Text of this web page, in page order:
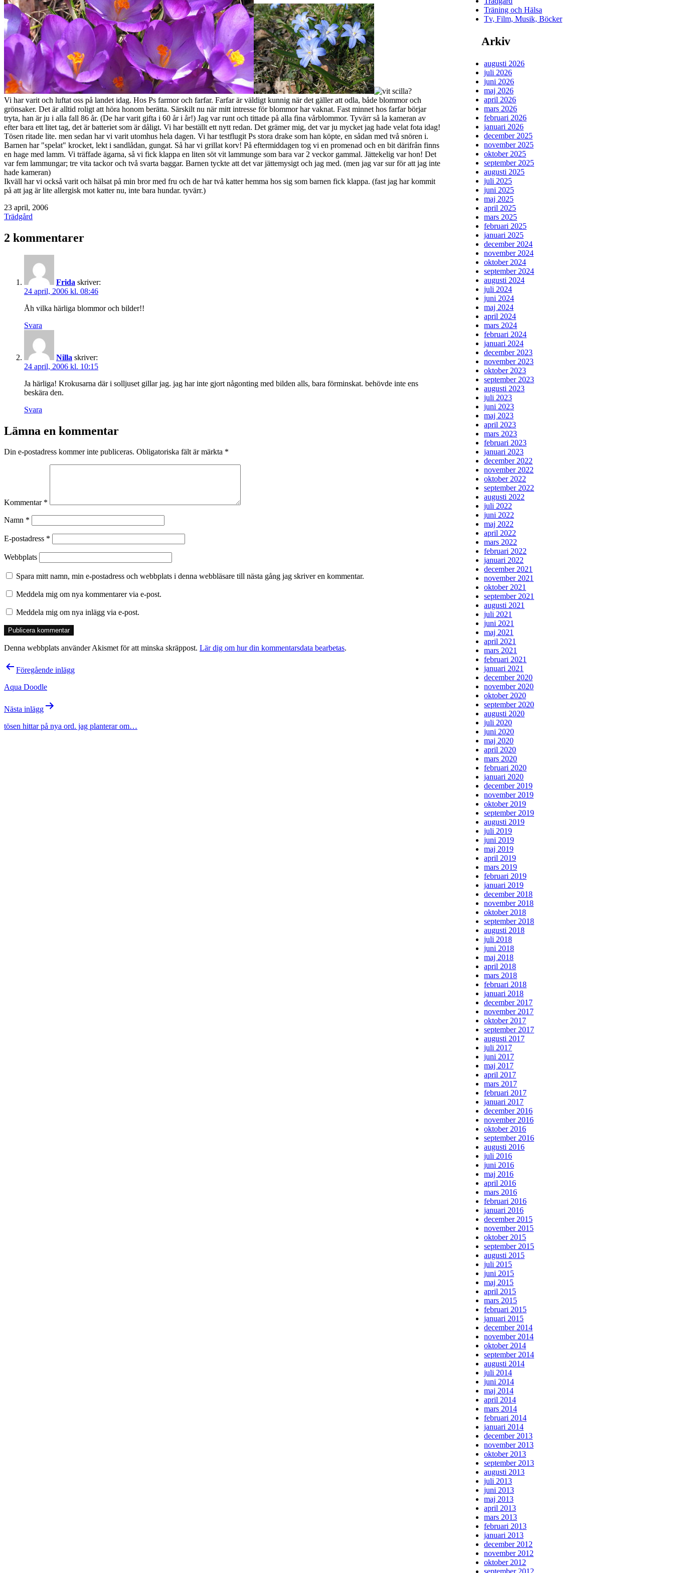
Vi har varit och luftat oss på landet idag. Hos Ps farmor och farfar. Farfar är väldigt kunnig när det gäller att odla, både blommor och
grönsaker. Det är alltid roligt att höra honom berätta. Särskilt nu när mitt intresse för blommor har vaknat. Fast minnet hos farfar börjar
tryta, han är ju i alla fall 86 år. (De har varit gifta i 60 år i år!) Jag var runt och tittade på alla fina vårblommor. Tyvärr så la kameran av
efter bara ett litet tag, det är batteriet som är dåligt. Vi har beställt ett nytt redan. Det grämer mig, det var ju mycket jag hade velat fota idag!
Tösen ritade lite. men sedan har vi varit utomhus hela dagen. Vi har testflugit Ps stora drake som han köpte, en sådan med två snören i.
Barnen har "spelat" krocket, lekt i sandlådan, gungat. Så har vi grillat korv! På eftermiddagen tog vi en promenad och en bit därifrån finns
en hage med lamm. Vi träffade ägarna, så vi fick klappa en liten söt vit lammunge som bara var 2 veckor gammal. Jättekelig var hon! Det
var fem lammungar; tre vita tackor och två svarta baggar. Barnen tyckte att det var jättemysigt och jag med. (men jag var sur för att jag inte
hade kameran)
Ikväll har vi också varit och hälsat på min bror med fru och de har två katter hemma hos sig som barnen fick klappa. (fast jag har kommit
på att jag är lite allergisk mot katter nu, inte bara hundar. tyvärr.)
Publicerat
den
23 april, 2006
Kategoriserat
Trädgård
2 kommentarer
Frida skriver:
24 april, 2006 kl. 08:46
Åh vilka härliga blommor och bilder!!
Svara
Nilla skriver:
24 april, 2006 kl. 10:15
Ja härliga! Krokusarna där i solljuset gillar jag. jag har inte gjort någonting med bilden alls, bara förminskat. behövde inte ens
beskära den.
Svara
Lämna en kommentar
Din e-postadress kommer inte publiceras. Obligatoriska fält är märkta *
Kommentar *
Namn *
E-postadress *
Webbplats
Spara mitt namn, min e-postadress och webbplats i denna webbläsare till nästa gång jag skriver en kommentar.
Meddela mig om nya kommentarer via e-post.
Meddela mig om nya inlägg via e-post.
Denna webbplats använder Akismet för att minska skräppost. Lär dig om hur din kommentarsdata bearbetas.
Inläggsnavigering
Föregående inlägg
Aqua Doodle
Nästa inlägg
tösen hittar på nya ord. jag planterar om…
Träning och Hälsa
Tv, Film, Musik, Böcker
Arkiv
augusti 2026
juli 2026
juni 2026
maj 2026
april 2026
mars 2026
februari 2026
januari 2026
december 2025
november 2025
oktober 2025
september 2025
augusti 2025
juli 2025
juni 2025
maj 2025
april 2025
mars 2025
februari 2025
januari 2025
december 2024
november 2024
oktober 2024
september 2024
augusti 2024
juli 2024
juni 2024
maj 2024
april 2024
mars 2024
februari 2024
januari 2024
december 2023
november 2023
oktober 2023
september 2023
augusti 2023
juli 2023
juni 2023
maj 2023
april 2023
mars 2023
februari 2023
januari 2023
december 2022
november 2022
oktober 2022
september 2022
augusti 2022
juli 2022
juni 2022
maj 2022
april 2022
mars 2022
februari 2022
januari 2022
december 2021
november 2021
oktober 2021
september 2021
augusti 2021
juli 2021
juni 2021
maj 2021
april 2021
mars 2021
februari 2021
januari 2021
december 2020
november 2020
oktober 2020
september 2020
augusti 2020
juli 2020
juni 2020
maj 2020
april 2020
mars 2020
februari 2020
januari 2020
december 2019
november 2019
oktober 2019
september 2019
augusti 2019
juli 2019
juni 2019
maj 2019
april 2019
mars 2019
februari 2019
januari 2019
december 2018
november 2018
oktober 2018
september 2018
augusti 2018
juli 2018
juni 2018
maj 2018
april 2018
mars 2018
februari 2018
januari 2018
december 2017
november 2017
oktober 2017
september 2017
augusti 2017
juli 2017
juni 2017
maj 2017
april 2017
mars 2017
februari 2017
januari 2017
december 2016
november 2016
oktober 2016
september 2016
augusti 2016
juli 2016
juni 2016
maj 2016
april 2016
mars 2016
februari 2016
januari 2016
december 2015
november 2015
oktober 2015
september 2015
augusti 2015
juli 2015
juni 2015
maj 2015
april 2015
mars 2015
februari 2015
januari 2015
december 2014
november 2014
oktober 2014
september 2014
augusti 2014
juli 2014
juni 2014
maj 2014
april 2014
mars 2014
februari 2014
januari 2014
december 2013
november 2013
oktober 2013
september 2013
augusti 2013
juli 2013
juni 2013
maj 2013
april 2013
mars 2013
februari 2013
januari 2013
december 2012
november 2012
oktober 2012
september 2012